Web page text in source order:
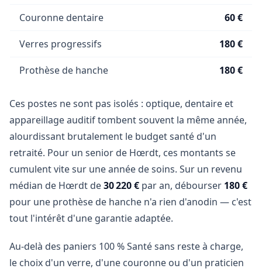
Couronne dentaire 60 €
Verres progressifs 180 €
Prothèse de hanche 180 €
Ces postes ne sont pas isolés : optique, dentaire et
appareillage auditif tombent souvent la même année,
alourdissant brutalement le budget santé d'un
retraité. Pour un senior de Hœrdt, ces montants se
cumulent vite sur une année de soins. Sur un revenu
médian de Hœrdt de30 220 € par an, débourser 180 €
pour une prothèse de hanche n'a rien d'anodin — c'est
tout l'intérêt d'une garantie adaptée.
Au-delà des paniers 100 % Santé sans reste à charge,
le choix d'un verre, d'une couronne ou d'un praticien